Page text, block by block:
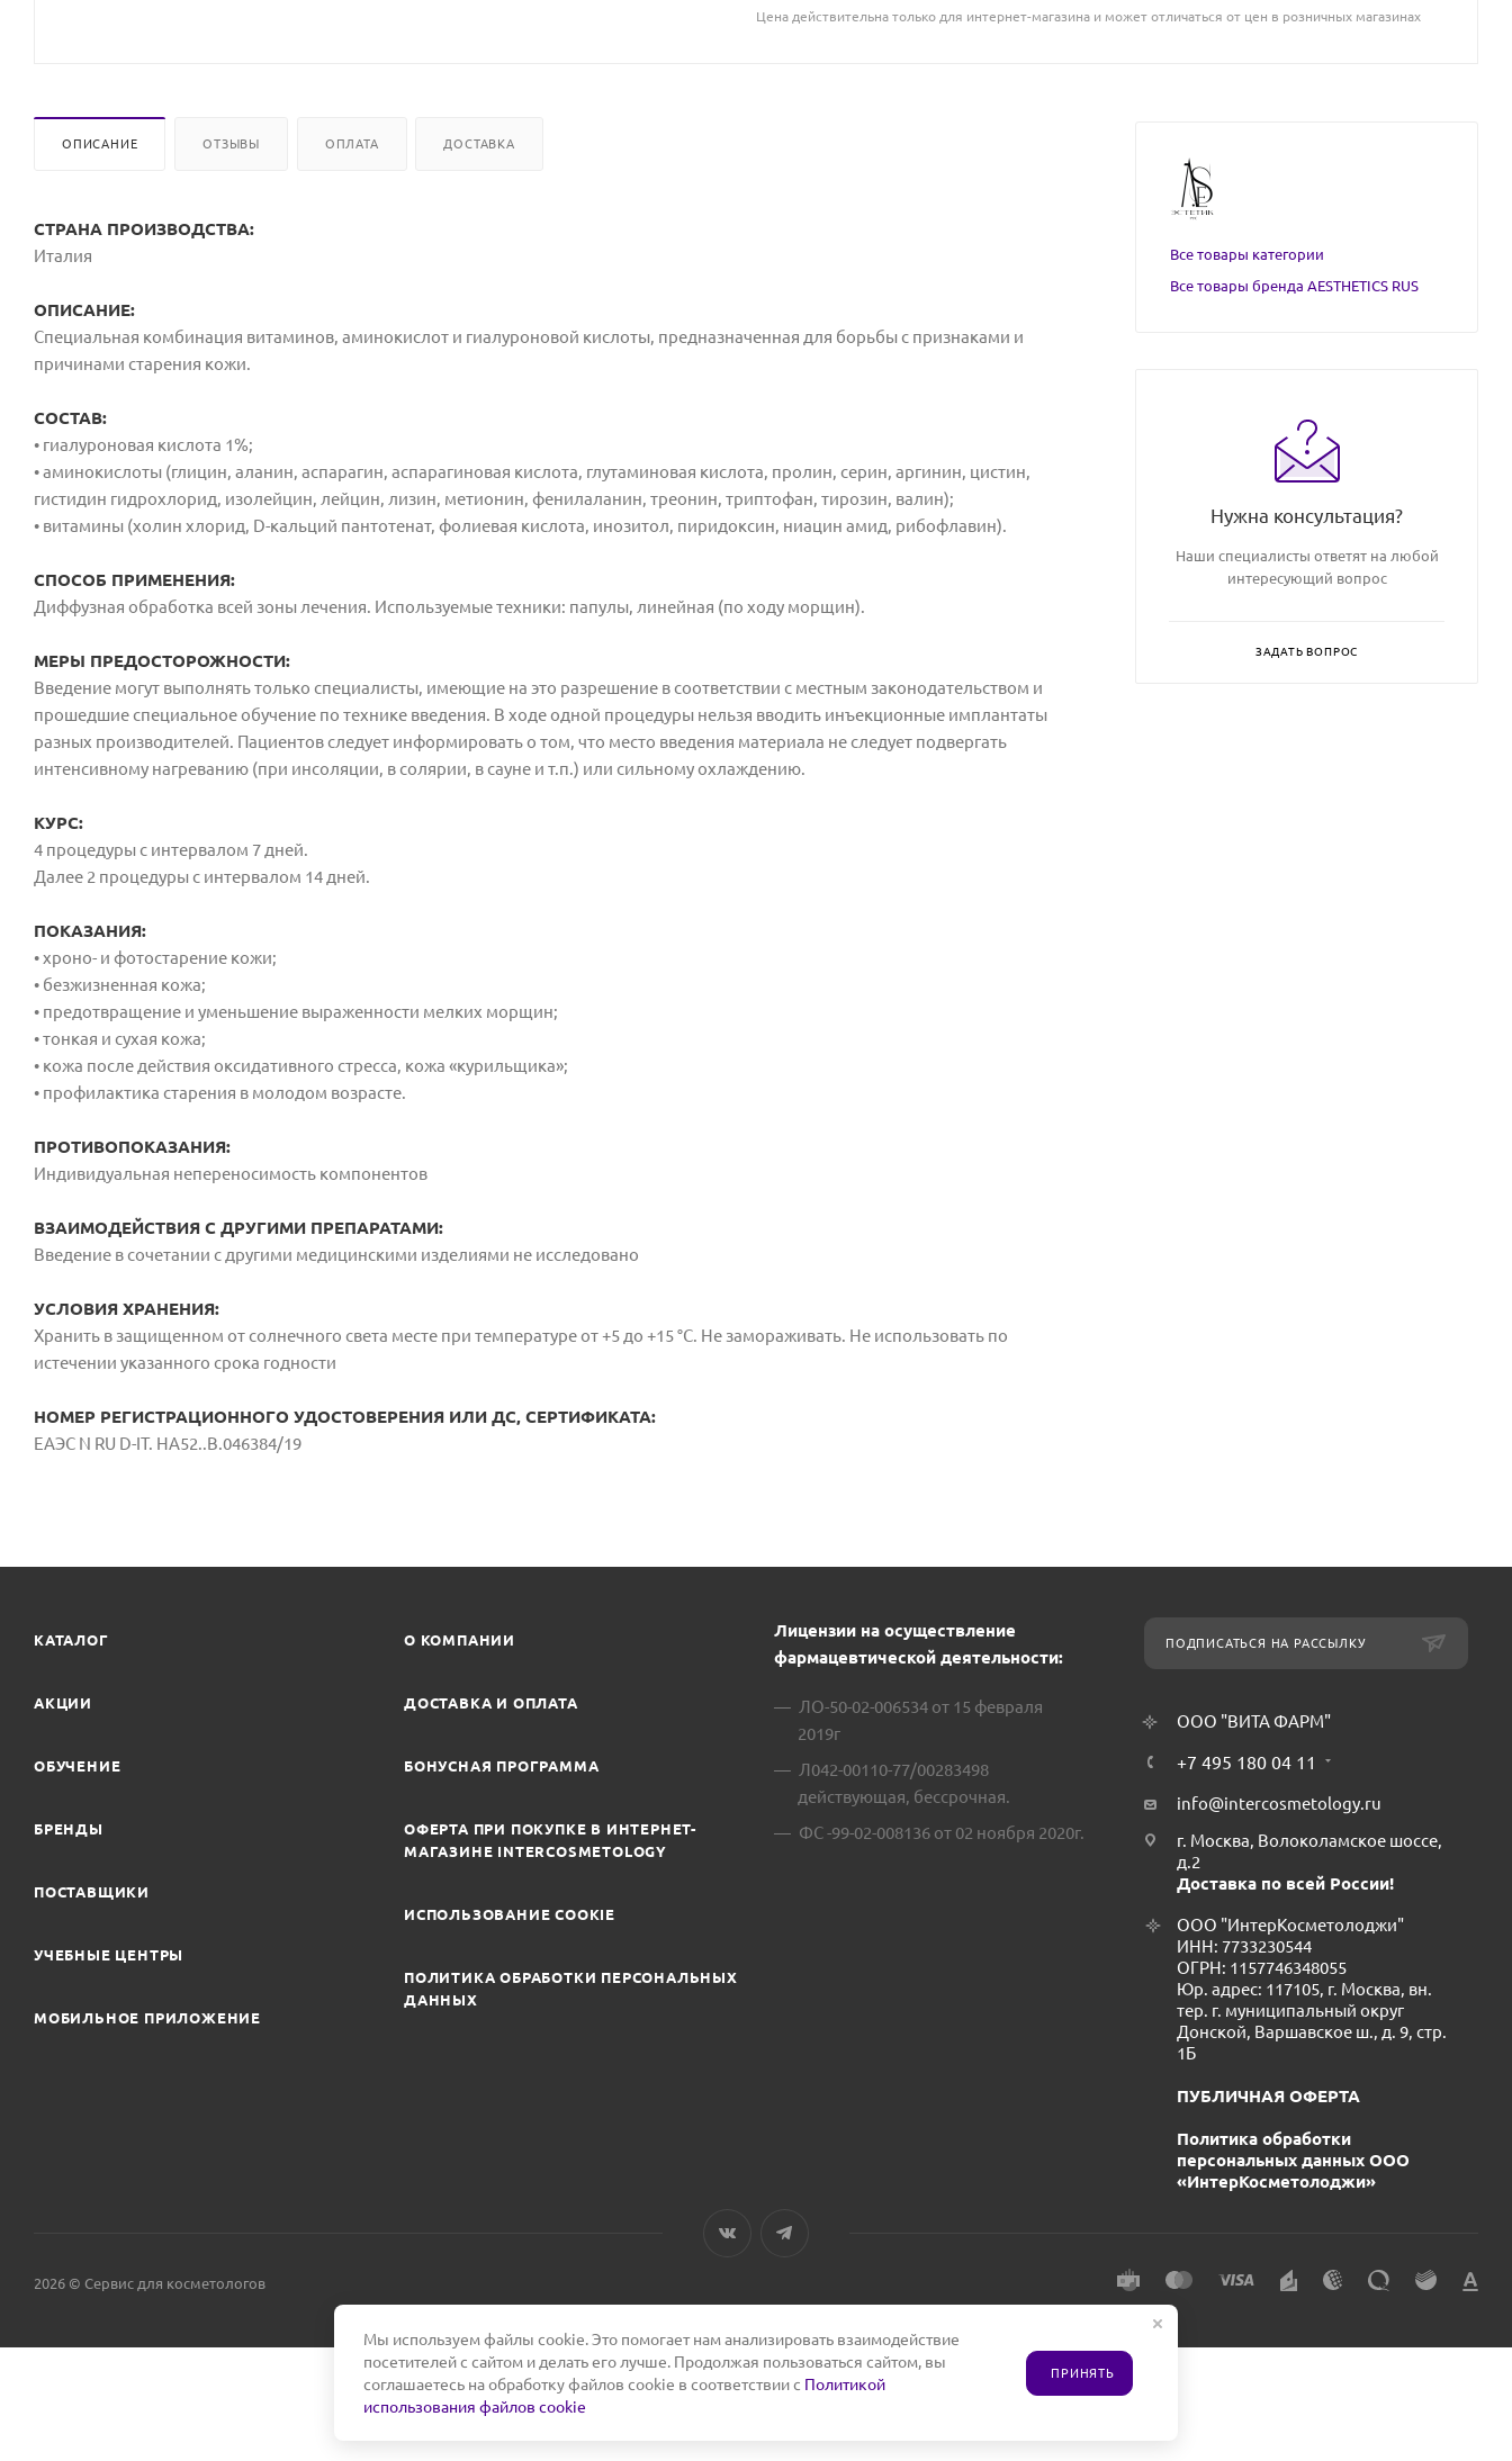
Цена действительна только для интернет-магазина и может отличаться от цен в розничных магазинах
ОПИСАНИЕ ОТЗЫВЫ ОПЛАТА ДОСТАВКА
СТРАНА ПРОИЗВОДСТВА:
Италия
ОПИСАНИЕ:
Специальная комбинация витаминов, аминокислот и гиалуроновой кислоты, предназначенная для борьбы с признаками и
причинами старения кожи.
СОСТАВ:
• гиалуроновая кислота 1%;
• аминокислоты (глицин, аланин, аспарагин, аспарагиновая кислота, глутаминовая кислота, пролин, серин, аргинин, цистин,
гистидин гидрохлорид, изолейцин, лейцин, лизин, метионин, фенилаланин, треонин, триптофан, тирозин, валин);
• витамины (холин хлорид, D-кальций пантотенат, фолиевая кислота, инозитол, пиридоксин, ниацин амид, рибофлавин).
СПОСОБ ПРИМЕНЕНИЯ:
Диффузная обработка всей зоны лечения. Используемые техники: папулы, линейная (по ходу морщин).
МЕРЫ ПРЕДОСТОРОЖНОСТИ:
Введение могут выполнять только специалисты, имеющие на это разрешение в соответствии с местным законодательством и
прошедшие специальное обучение по технике введения. В ходе одной процедуры нельзя вводить инъекционные имплантаты
разных производителей. Пациентов следует информировать о том, что место введения материала не следует подвергать
интенсивному нагреванию (при инсоляции, в солярии, в сауне и т.п.) или сильному охлаждению.
КУРС:
4 процедуры с интервалом 7 дней.
Далее 2 процедуры с интервалом 14 дней.
ПОКАЗАНИЯ:
• хроно- и фотостарение кожи;
• безжизненная кожа;
• предотвращение и уменьшение выраженности мелких морщин;
• тонкая и сухая кожа;
• кожа после действия оксидативного стресса, кожа «курильщика»;
• профилактика старения в молодом возрасте.
ПРОТИВОПОКАЗАНИЯ:
Индивидуальная непереносимость компонентов
ВЗАИМОДЕЙСТВИЯ С ДРУГИМИ ПРЕПАРАТАМИ:
Введение в сочетании с другими медицинскими изделиями не исследовано
УСЛОВИЯ ХРАНЕНИЯ:
Хранить в защищенном от солнечного света месте при температуре от +5 до +15 °С. Не замораживать. Не использовать по
истечении указанного срока годности
НОМЕР РЕГИСТРАЦИОННОГО УДОСТОВЕРЕНИЯ ИЛИ ДС, СЕРТИФИКАТА:
ЕAЭС N RU D-IT. HA52..B.046384/19
Все товары категории
Все товары бренда AESTHETICS RUS
Нужна консультация?
Наши специалисты ответят на любой
интересующий вопрос
ЗАДАТЬ ВОПРОС
КАТАЛОГ
АКЦИИ
ОБУЧЕНИЕ
БРЕНДЫ
ПОСТАВЩИКИ
УЧЕБНЫЕ ЦЕНТРЫ
МОБИЛЬНОЕ ПРИЛОЖЕНИЕ
О КОМПАНИИ
ДОСТАВКА И ОПЛАТА
БОНУСНАЯ ПРОГРАММА
ОФЕРТА ПРИ ПОКУПКЕ В ИНТЕРНЕТ-
МАГАЗИНЕ INTERCOSMETOLOGY
ИСПОЛЬЗОВАНИЕ COOKIE
ПОЛИТИКА ОБРАБОТКИ ПЕРСОНАЛЬНЫХ
ДАННЫХ
Лицензии на осуществление
фармацевтической деятельности:
ЛО-50-02-006534 от 15 февраля
2019г
Л042-00110-77/00283498
действующая, бессрочная.
ФС -99-02-008136 от 02 ноября 2020г.
ПОДПИСАТЬСЯ НА РАССЫЛКУ
ООО "ВИТА ФАРМ"
+7 495 180 04 11
info@intercosmetology.ru
г. Москва, Волоколамское шоссе,
д.2
Доставка по всей России!
ООО "ИнтерКосметолоджи"
ИНН: 7733230544
ОГРН: 1157746348055
Юр. адрес: 117105, г. Москва, вн.
тер. г. муниципальный округ
Донской, Варшавское ш., д. 9, стр.
1Б
ПУБЛИЧНАЯ ОФЕРТА
Политика обработки
персональных данных ООО
«ИнтерКосметолоджи»
2026 © Сервис для косметологов
Мы используем файлы cookie. Это помогает нам анализировать взаимодействие
посетителей с сайтом и делать его лучше. Продолжая пользоваться сайтом, вы
соглашаетесь на обработку файлов cookie в соответствии с Политикой
использования файлов cookie
ПРИНЯТЬ